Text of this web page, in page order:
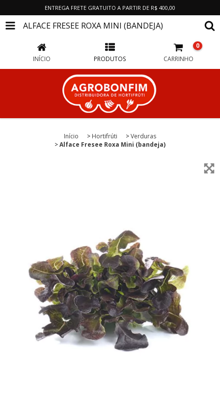
ENTREGA FRETE GRATUITO A PARTIR DE R$ 400,00
ALFACE FRESEE ROXA MINI (BANDEJA)
INÍCIO PRODUTOS CARRINHO
0
Início > Hortifrúti >Verduras
>Alface Fresee Roxa Mini (bandeja)